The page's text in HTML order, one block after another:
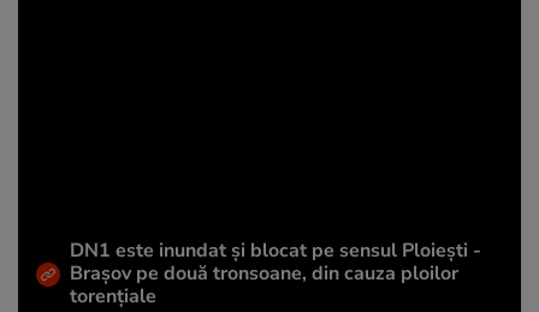
DN1 este inundat și blocat pe sensul Ploiești -
Brașov pe două tronsoane, din cauza ploilor
torențiale